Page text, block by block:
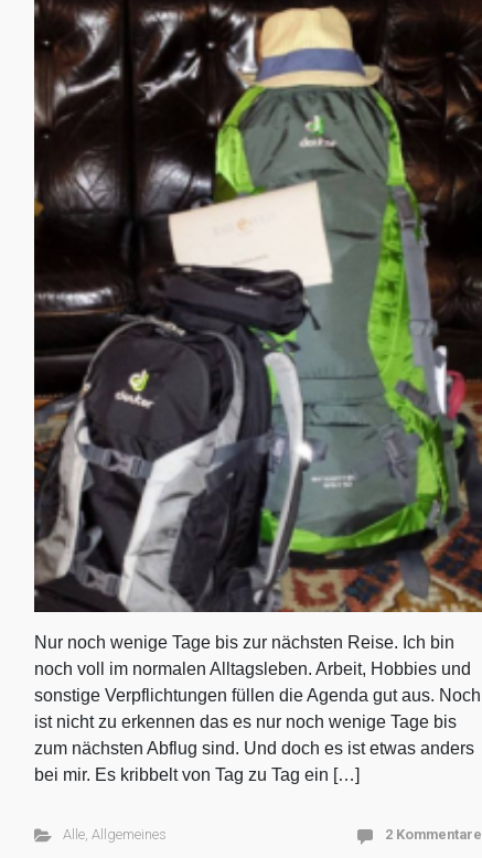
Nur noch wenige Tage bis zur nächsten Reise. Ich bin
noch voll im normalen Alltagsleben. Arbeit, Hobbies und
sonstige Verpflichtungen füllen die Agenda gut aus. Noch
ist nicht zu erkennen das es nur noch wenige Tage bis
zum nächsten Abflug sind. Und doch es ist etwas anders
bei mir. Es kribbelt von Tag zu Tag ein […]
Alle, Allgemeines 2 Kommentare